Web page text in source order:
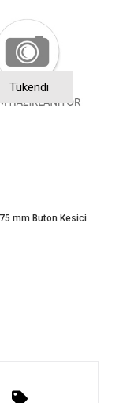
Tükendi
mm Buton Kesici